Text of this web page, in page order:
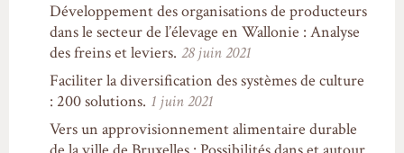
Développement des organisations de producteurs
dans le secteur de l’élevage en Wallonie : Analyse
des freins et leviers. 28 juin 2021
Faciliter la diversification des systèmes de culture
: 200 solutions. 1 juin 2021
Vers un approvisionnement alimentaire durable